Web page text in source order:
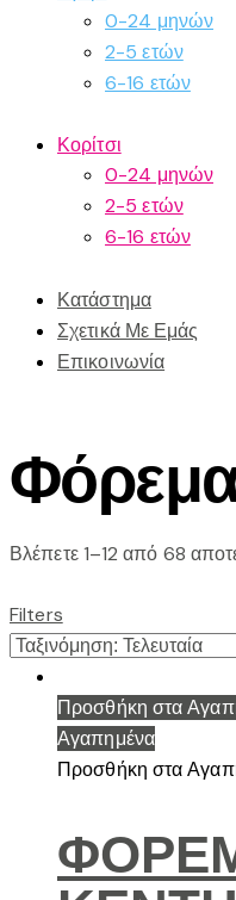
0-24 μηνών
2-5 ετών
6-16 ετών
Κορίτσι
0-24 μηνών
2-5 ετών
6-16 ετών
Κατάστημα
Σχετικά Με Εμάς
Επικοινωνία
Βλέπετε 1–12 από 68
Filters
Προσθήκη στα
Αγαπημένα
Προσθήκη στα